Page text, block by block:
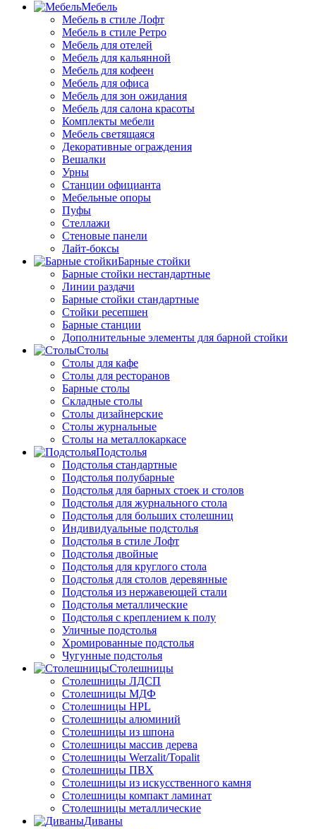
Мебель
Мебель в стиле Лофт
Мебель в стиле Ретро
Мебель для отелей
Мебель для кальянной
Мебель для кофеен
Мебель для офиса
Мебель для зон ожидания
Мебель для салона красоты
Комплекты мебели
Мебель светящаяся
Декоративные ограждения
Вешалки
Урны
Станции официанта
Мебельные опоры
Пуфы
Стеллажи
Стеновые панели
Лайт-боксы
Барные стойки
Барные стойки нестандартные
Линии раздачи
Барные стойки стандартные
Стойки ресепшен
Барные станции
Дополнительные элементы для барной стойки
Столы
Столы для кафе
Столы для ресторанов
Барные столы
Складные столы
Столы дизайнерские
Столы журнальные
Столы на металлокаркасе
Подстолья
Подстолья стандартные
Подстолья полубарные
Подстолья для барных стоек и столов
Подстолья для журнального стола
Подстолья для больших столешниц
Индивидуальные подстолья
Подстолья в стиле Лофт
Подстолья двойные
Подстолья для круглого стола
Подстолья для столов деревянные
Подстолья из нержавеющей стали
Подстолья металлические
Подстолья с креплением к полу
Уличные подстолья
Хромированные подстолья
Чугунные подстолья
Столешницы
Столешницы ЛДСП
Столешницы МДФ
Столешницы HPL
Столешницы алюминий
Столешницы из шпона
Столешницы массив дерева
Столешницы Werzalit/Topalit
Столешницы ПВХ
Столешницы из искусственного камня
Столешницы компакт ламинат
Столешницы металлические
Диваны